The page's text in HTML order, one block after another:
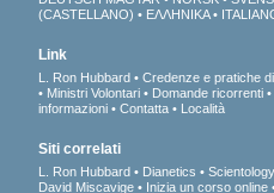
(CASTELLANO)
ΕΛΛΗΝΙΚA
Link
L. Ron Hubbard Credenze e pratiche
Ministri Volontari
Domande ricorrenti
informazioni
Contatta Località
Siti correlati
L. Ron Hubbard Dianetics
David Miscavige
Inizia un corso online